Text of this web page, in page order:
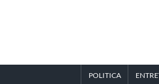
POLITICA